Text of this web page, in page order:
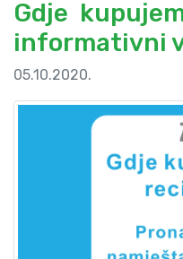
Gdje
informativni
05.10.2020.